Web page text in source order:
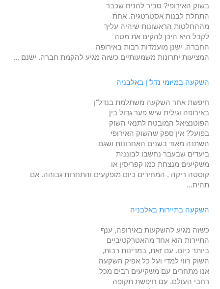
בשוק האירופי? סביר להניח שכבר
התחלת לבנות אסטרטגיה. אחת
מההחלטות הראשונות שיהיה עליך
לקבל היא היכן להקים את מטה
החברה. ישנן מועמדות רבות באירופה
המציעות יתרונות משמעותיים כשזה מגיע להקמת חברה. ישנם ...
השקעה במיזמי נדל"ן באלבניה
חיפשת אחר השקעה משתלמת בנדל"ן
באירופה וגילית שיש פער גדול בין
הפוטנציאל המובטח לתנאי השוק
בפועל? אין ספק שהשוק האירופי
השתנה מאוד בשנים האחרונות ושגם
ביעדים שבעבר נחשבו לבוננזת
משקיעים מנצחת כמו קפריסין או
קוסטה ריקה , המחירים כיום מופקעים והתחרות גבוהה. אם
תהית...
השקעה בתיירות באלבניה
כשזה מגיע להשקעות באירופה, ענף
התיירות הוא אחד מהאטרקטיביים
ביותר כיום. עם זאת, במדינות רבות,
השוק רווי למדי ועל כל אפיק השקעה
אנו מתחרים עם משקיעים רבים מכל
רחבי העולם. עם חיפשת תקופה